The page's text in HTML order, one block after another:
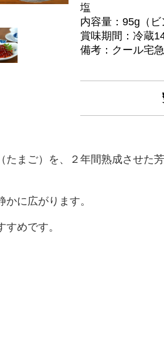
塩
内容量：95g（
賞味期間：冷蔵
備考：クール宅
たまご）を、２年間熟成させた
に広がります。
めです。